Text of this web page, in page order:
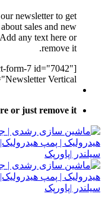
newsletter to get
sales and new
any text here or
remove it.
form-7 id="7042"
Vertical"]
or just remove it...